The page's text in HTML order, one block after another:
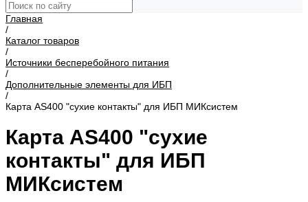
Главная
/
Каталог товаров
/
Источники бесперебойного питания
/
Дополнительные элементы для ИБП
/
Карта AS400 "сухие контакты" для ИБП МИКсистем
Карта AS400 "сухие
контакты" для ИБП
МИКсистем